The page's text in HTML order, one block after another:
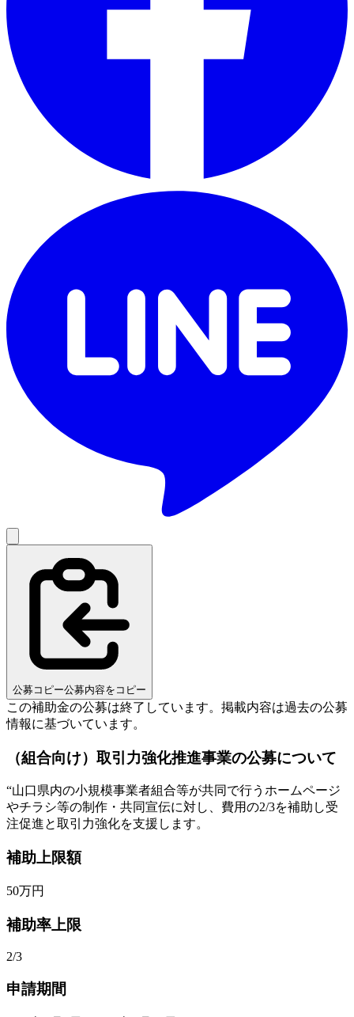
公募コピー公募内容をコピー
この補助金の公募は終了しています。 掲載内容は過去の公募
情報に基づいています。
（組合向け）取引力強化推進事業の公募について
“山口県内の小規模事業者組合等が共同で行うホームページ
やチラシ等の制作・共同宣伝に対し、費用の2/3を補助し受
注促進と取引力強化を支援します。
補助上限額
50万円
補助率上限
2/3
申請期間